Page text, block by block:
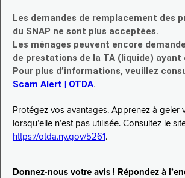
Les demandes de remplacement des
du SNAP ne sont plus acceptées.
Les ménages peuvent encore
de prestations de la TA (liquide) ayant
Pour plus d’informations, veuillez
Scam Alert | OTDA.
Protégez vos avantages. Apprenez à geler
lorsqu’elle n’est pas utilisée. Consultez le
https://otda.ny.gov/5261 .
Donnez-nous votre avis ! Répondez à